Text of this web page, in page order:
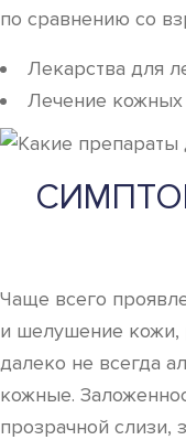
по сравнению со
Лекарства для
Лечение кожных
Чаще всего
и шелушение кожи,
далеко не всегда
кожные.
прозрачной слизи,